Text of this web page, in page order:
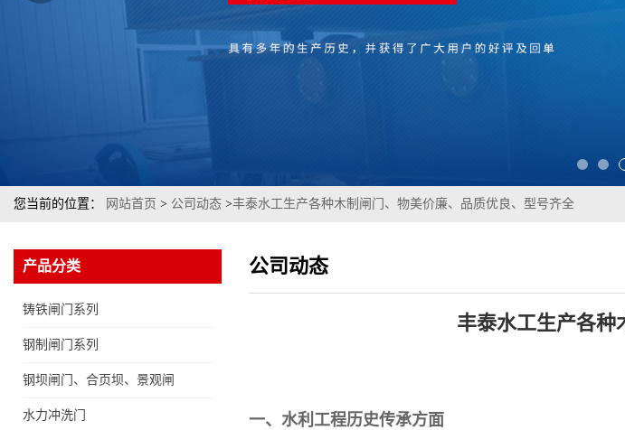
您当前的位置： 网站首页 > 公司动态 >丰泰水工生产各种木制闸门、物美价廉、品质优良、型号齐全
产品分类
铸铁闸门系列
钢制闸门系列
钢坝闸门、合页坝、景观闸
门
水力冲洗门
公司动态
丰泰水工生产各种
一、水利工程历史传承方面